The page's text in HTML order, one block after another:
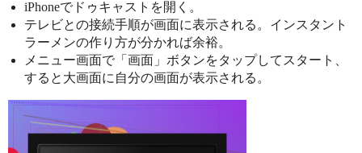
iPhoneでドゥキャストを開く。
テレビとの接続手順が画面に表示される。インスタント
ラーメンの作り方が分かれば余裕。
メニュー画面で「画面」ボタンをタップしてスタート、
すると大画面に自分の画面が表示される。